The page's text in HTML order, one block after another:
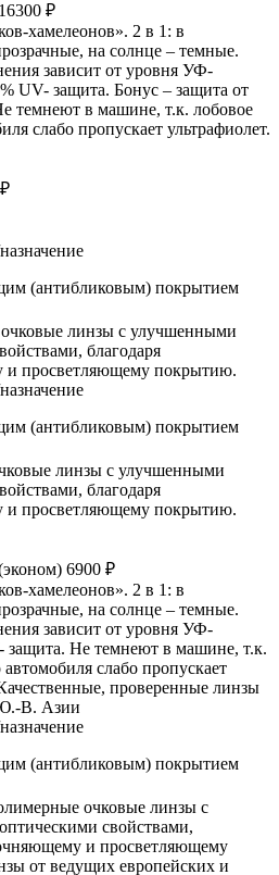
16300 ₽
хамелеонов». 2 в 1: в
на солнце – темные.
зависит от уровня УФ-
UV- защита. Бонус – защита от
темнеют в машине, т.к. лобовое
слабо пропускает ультрафиолет.
(антибликовым) покрытием
линзы с улучшенными
благодаря
и просветляющему покрытию.
(антибликовым) покрытием
линзы с улучшенными
благодаря
и просветляющему покрытию.
6900 ₽
хамелеонов». 2 в 1: в
на солнце – темные.
зависит от уровня УФ-
защита. Не темнеют в машине, т.к.
автомобиля слабо пропускает
проверенные линзы
В. Азии
(антибликовым) покрытием
очковые линзы с
свойствами,
и просветляющему
от ведущих европейских и